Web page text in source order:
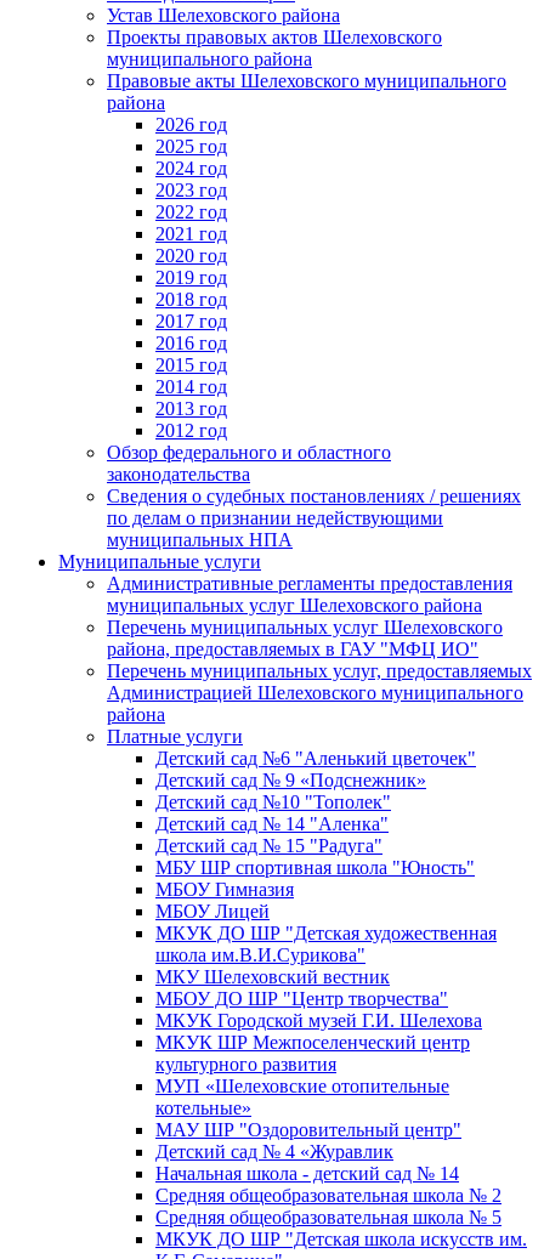
Устав Шелеховского района
Проекты правовых актов Шелеховского
муниципального района
Правовые акты Шелеховского муниципального
района
2026 год
2025 год
2024 год
2023 год
2022 год
2021 год
2020 год
2019 год
2018 год
2017 год
2016 год
2015 год
2014 год
2013 год
2012 год
Обзор федерального и областного
законодательства
Сведения о судебных постановлениях / решениях
по делам о признании недействующими
муниципальных НПА
Муниципальные услуги
Административные регламенты предоставления
муниципальных услуг Шелеховского района
Перечень муниципальных услуг Шелеховского
района, предоставляемых в ГАУ "МФЦ ИО"
Перечень муниципальных услуг, предоставляемых
Администрацией Шелеховского муниципального
района
Платные услуги
Детский сад №6 "Аленький цветочек"
Детский сад № 9 «Подснежник»
Детский сад №10 "Тополек"
Детский сад № 14 "Аленка"
Детский сад № 15 "Радуга"
МБУ ШР спортивная школа "Юность"
МБОУ Гимназия
МБОУ Лицей
МКУК ДО ШР "Детская художественная
школа им.В.И.Сурикова"
МКУ Шелеховский вестник
МБОУ ДО ШР "Центр творчества"
МКУК Городской музей Г.И. Шелехова
МКУК ШР Межпоселенческий центр
культурного развития
МУП «Шелеховские отопительные
котельные»
МАУ ШР "Оздоровительный центр"
Детский сад № 4 «Журавлик
Начальная школа - детский сад № 14
Средняя общеобразовательная школа № 2
Средняя общеобразовательная школа № 5
МКУК ДО ШР "Детская школа искусств им.